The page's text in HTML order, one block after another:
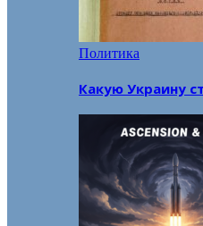
Политика
Какую Украину